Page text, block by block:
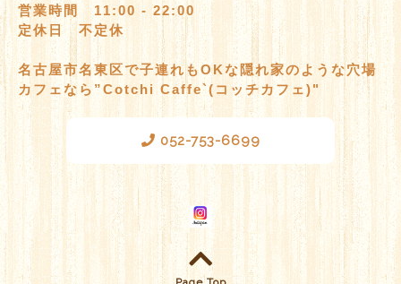
営業時間 11:00 - 22:00
定休日 不定休
名古屋市名東区で子連れもOKな隠れ家のような穴場
カフェなら”Cotchi Caffe`(コッチカフェ)"
052-753-6699